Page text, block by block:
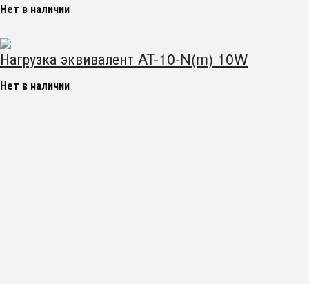
Нет в наличии
Нагрузка эквивалент AT-10-N(m) 10W
Нет в наличии